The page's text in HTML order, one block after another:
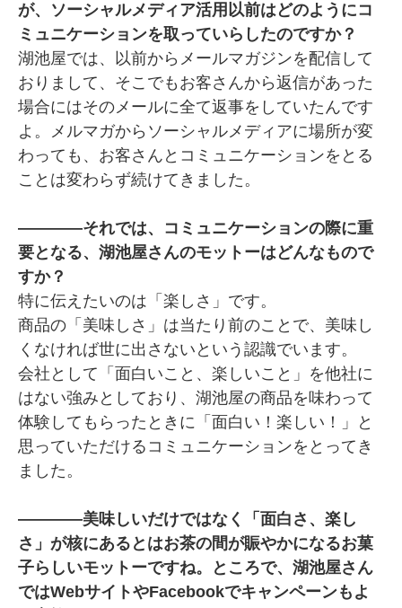
が、ソーシャルメディア活用以前はどのようにコ
ミュニケーションを取っていらしたのですか？
湖池屋では、以前からメールマガジンを配信して
おりまして、そこでもお客さんから返信があった
場合にはそのメールに全て返事をしていたんです
よ。メルマガからソーシャルメディアに場所が変
わっても、お客さんとコミュニケーションをとる
ことは変わらず続けてきました。
――――それでは、コミュニケーションの際に重
要となる、湖池屋さんのモットーはどんなもので
すか？
特に伝えたいのは「楽しさ」です。
商品の「美味しさ」は当たり前のことで、美味し
くなければ世に出さないという認識でいます。
会社として「面白いこと、楽しいこと」を他社に
はない強みとしており、湖池屋の商品を味わって
体験してもらったときに「面白い！楽しい！」と
思っていただけるコミュニケーションをとってき
ました。
――――美味しいだけではなく「面白さ、楽し
さ」が核にあるとはお茶の間が賑やかになるお菓
子らしいモットーですね。ところで、湖池屋さん
ではWebサイトやFacebookでキャンペーンもよ